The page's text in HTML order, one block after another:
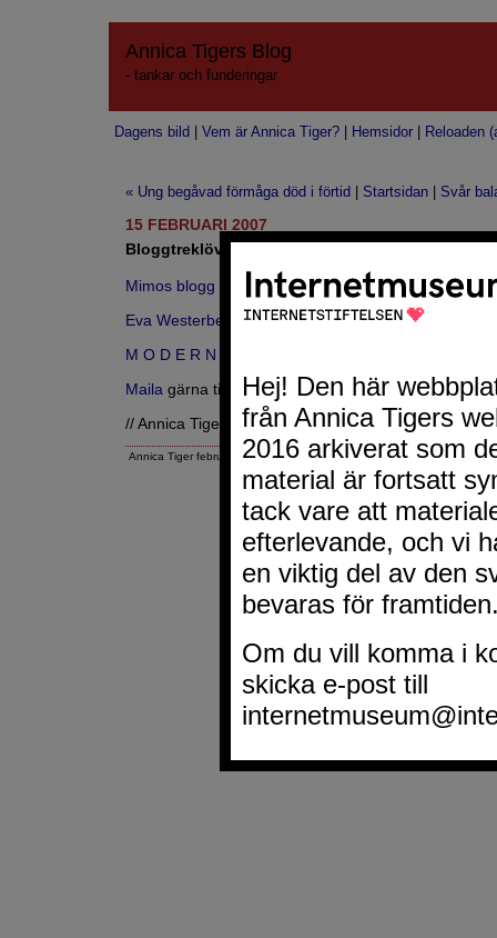
Annica Tigers Blog
- tankar och funderingar
Dagens bild Vem är Annica Tiger? Hemsidor Reloaden
« Ung begåvad förmåga död i förtid Startsidan
Svår
15 FEBRUARI 2007
Bloggtreklöver 120
Mimos blogg
Eva Westerberg
M O D E R N I S M A
Maila gärna tips om andra bloggar du vill se på
// Annica Tiger
Annica Tiger februari 15, 2007 5:50 FM